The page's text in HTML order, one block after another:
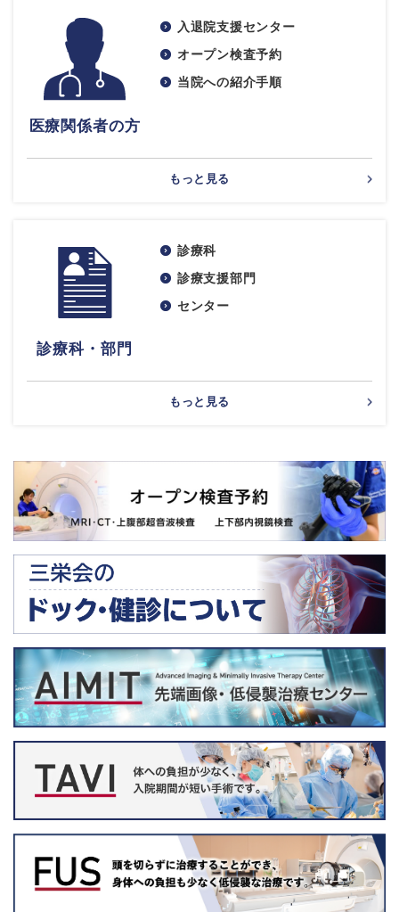
医療関係者の方
入退院支援センター
オープン検査予約
当院への紹介手順
もっと見る
診療科・部門
診療科
診療支援部門
センター
もっと見る